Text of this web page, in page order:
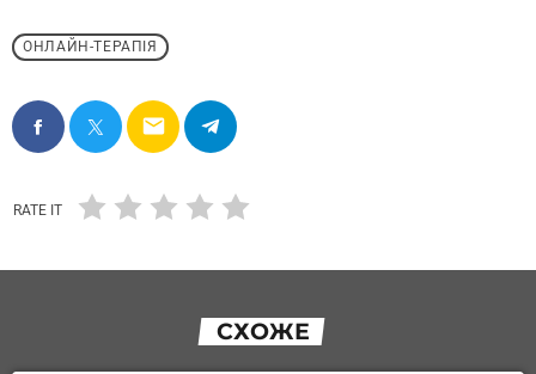
ОНЛАЙН-ТЕРАПІЯ
email
RATE IT
СХОЖЕ